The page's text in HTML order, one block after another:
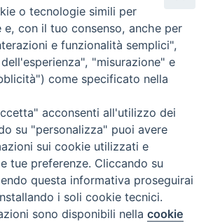
o tecnologie simili per
con il tuo consenso, anche per
e funzionalità semplici",
"misurazione" e
come specificato nella
acconsenti all'utilizzo dei
su "personalizza" puoi avere
sui cookie utilizzati e
tue preferenze. Cliccando su
questa informativa proseguirai
i soli cookie tecnici.
sono disponibili nellacookie